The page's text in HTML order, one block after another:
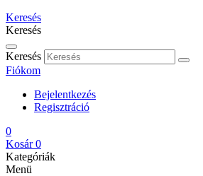
Keresés
Keresés
Keresés
Fiókom
Bejelentkezés
Regisztráció
0
Kosár 0
Kategóriák
Menü